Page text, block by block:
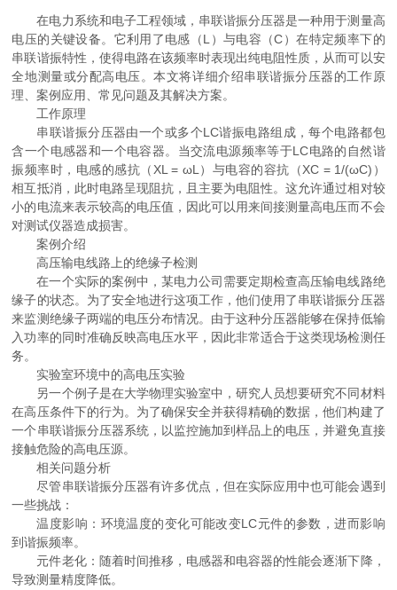
在电力系统和电子工程领域，串联谐振分压器是一种用于测量高
电压的关键设备。它利用了电感（L）与电容（C）在特定频率下的
串联谐振特性，使得电路在该频率时表现出纯电阻性质，从而可以安
全地测量或分配高电压。本文将详细介绍串联谐振分压器的工作原
理、案例应用、常见问题及其解决方案。
工作原理
串联谐振分压器由一个或多个LC谐振电路组成，每个电路都包
含一个电感器和一个电容器。当交流电源频率等于LC电路的自然谐
振频率时，电感的感抗（XL = ωL）与电容的容抗（XC = 1/(ωC)）
相互抵消，此时电路呈现阻抗，且主要为电阻性。这允许通过相对较
小的电流来表示较高的电压值，因此可以用来间接测量高电压而不会
对测试仪器造成损害。
案例介绍
高压输电线路上的绝缘子检测
在一个实际的案例中，某电力公司需要定期检查高压输电线路绝
缘子的状态。为了安全地进行这项工作，他们使用了串联谐振分压器
来监测绝缘子两端的电压分布情况。由于这种分压器能够在保持低输
入功率的同时准确反映高电压水平，因此非常适合于这类现场检测任
务。
实验室环境中的高电压实验
另一个例子是在大学物理实验室中，研究人员想要研究不同材料
在高压条件下的行为。为了确保安全并获得精确的数据，他们构建了
一个串联谐振分压器系统，以监控施加到样品上的电压，并避免直接
接触危险的高电压源。
相关问题分析
尽管串联谐振分压器有许多优点，但在实际应用中也可能会遇到
一些挑战：
温度影响：环境温度的变化可能改变LC元件的参数，进而影响
到谐振频率。
元件老化：随着时间推移，电感器和电容器的性能会逐渐下降，
导致测量精度降低。